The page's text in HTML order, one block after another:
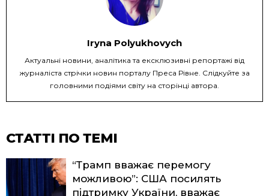
Iryna Polyukhovych
Актуальні новини, аналітика та ексклюзивні репортажі від
журналіста стрічки новин порталу Преса Рівне. Слідкуйте за
головними подіями світу на сторінці автора.
СТАТТІ ПО ТЕМІ
“Трамп вважає перемогу
можливою”: США посилять
підтримку України, вважає